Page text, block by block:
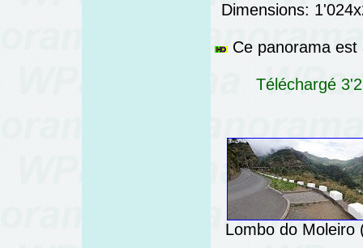
Dimensions:
Ce panorama est
Téléchargé
Lombo do Moleiro